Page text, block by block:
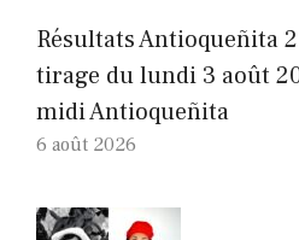
Résultats Antioqueñita
tirage du lundi 3 août
midi Antioqueñita
6 août 2026